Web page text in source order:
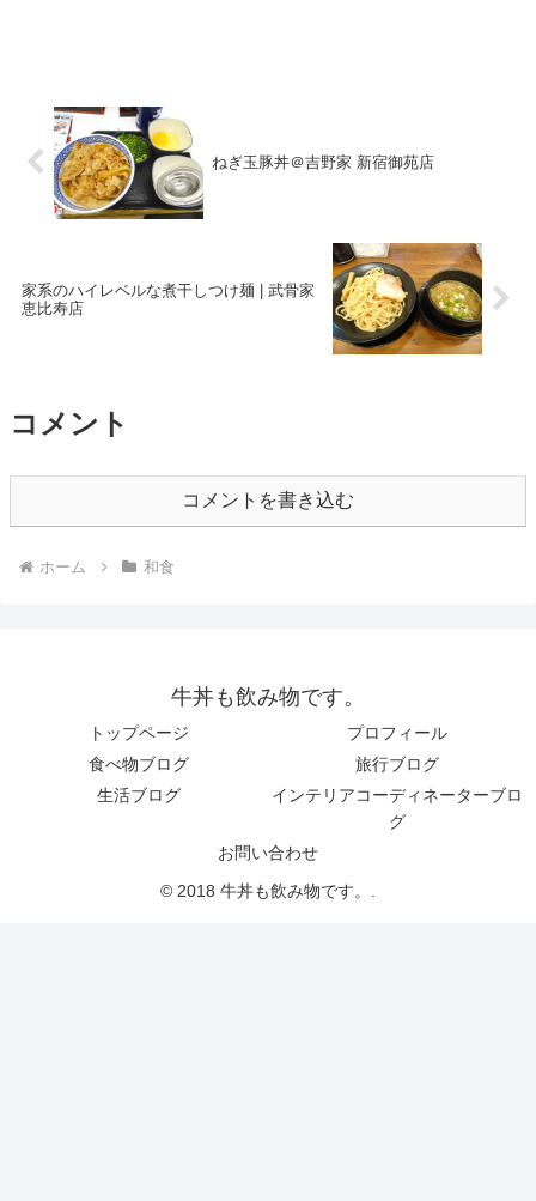
ねぎ玉豚丼＠吉野家 新宿御苑店
家系のハイレベルな煮干しつけ麺 | 武骨家
恵比寿店
コメント
コメントを書き込む
ホーム 和食
牛丼も飲み物です。
トップページ
プロフィール
食べ物ブログ
旅行ブログ
生活ブログ
インテリアコーディネーターブロ
グ
お問い合わせ
© 2018 牛丼も飲み物です。.